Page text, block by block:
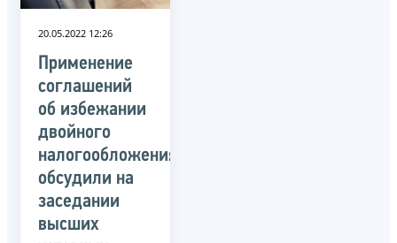
20.05.2022 12:26
Применение
соглашений
об избежании
двойного
налогообложения
обсудили на
заседании
высших